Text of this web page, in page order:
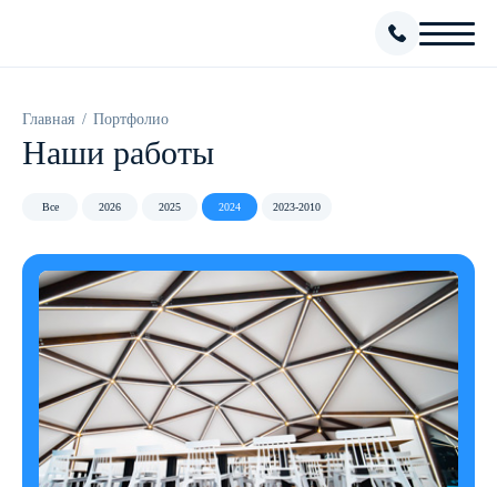
Главная Портфолио
Наши работы
Все 2026 2025 2024 2023-2010